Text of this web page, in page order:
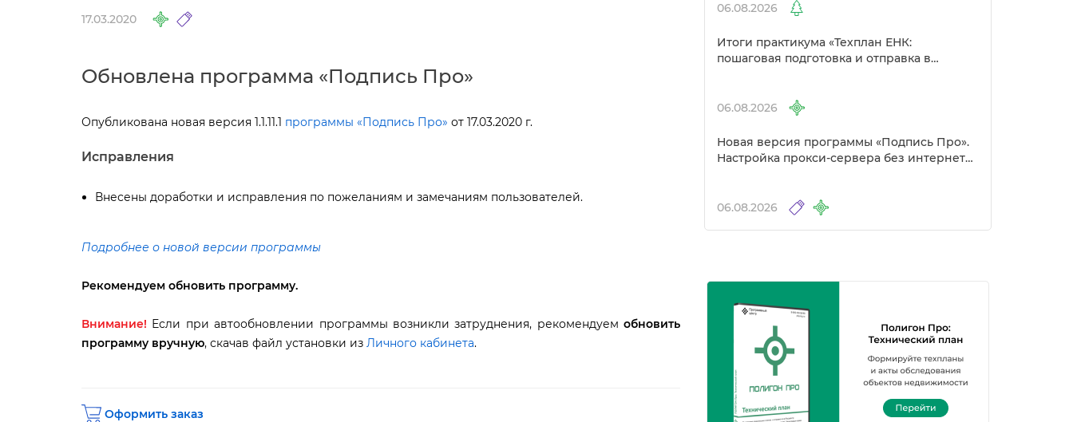
17.03.2020
Обновлена программа «Подпись Про»
Опубликована новая версия 1.1.11.1 программы «Подпись Про» от 17.03.2020 г.
Исправления
несены доработки и исправления по пожеланиям и замечаниям пользователей.
Подробнее о новой версии программы
Рекомендуем обновить программу.
нимание! Если при автообновлении программы возникли затруднения, рекомендуем обновить
программу вручную, скачав файл установки из Личного кабинета.
Оформить заказ
06.08.2026
Итоги практикума «Техплан ЕНК:
пошаговая подготовка и отправка
06.08.2026
Новая версия программы «Подпись Про».
Настройка прокси-сервера без интернета
06.08.2026